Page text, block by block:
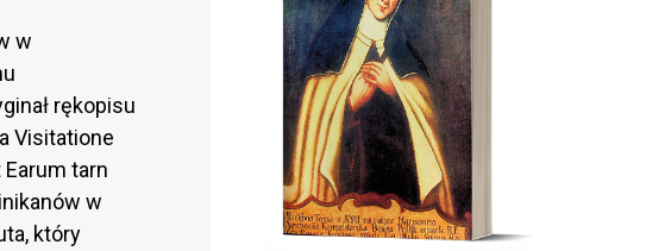
w
rękopisu
Visitatione
tarn
w
który